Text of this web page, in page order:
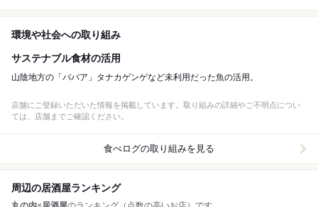
環境や社会への取り組み
サステナブル食材の活用
山陰地方の「ババア」タナカゲンゲなど未利用だった魚の活用。
店舗にご登録いただいた情報を掲載しています。取り組みの詳細やご不明点につい
ては、店舗までご確認ください。
食べログの取り組みを見る
周辺の居酒屋ランキング